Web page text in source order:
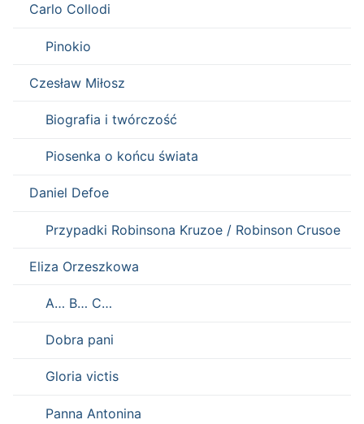
Carlo Collodi
Pinokio
Czesław Miłosz
Biografia i twórczość
Piosenka o końcu świata
Daniel Defoe
Przypadki Robinsona Kruzoe / Robinson Crusoe
Eliza Orzeszkowa
A… B… C…
Dobra pani
Gloria victis
Panna Antonina